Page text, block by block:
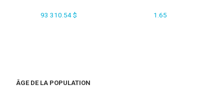
93 310.54 $ 1.65
ÂGE DE LA POPULATION